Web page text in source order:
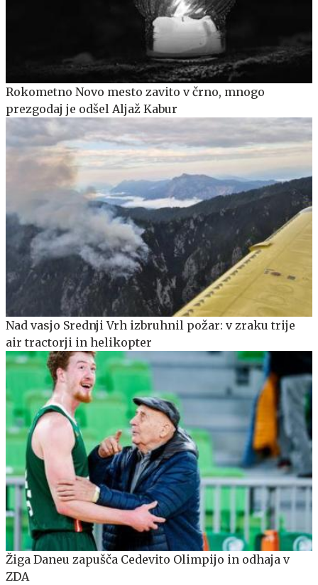
Rokometno Novo mesto zavito v črno, mnogo
prezgodaj je odšel Aljaž Kabur
Nad vasjo Srednji Vrh izbruhnil požar: v zraku trije
air tractorji in helikopter
Žiga Daneu zapušča Cedevito Olimpijo in odhaja v
ZDA